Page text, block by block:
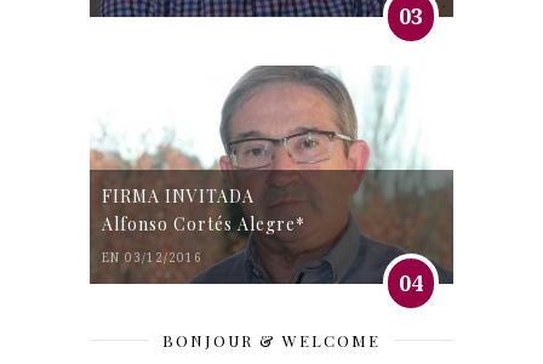
03
FIRMA INVITADA
Alfonso Cortés Alegre*
EN 03/12/2016
04
BONJOUR & WELCOME